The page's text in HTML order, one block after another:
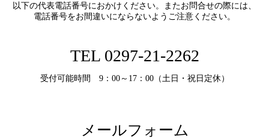
以下の代表電話番号におかけください。またお問合せの際には、
電話番号をお間違いにならないようご注意ください。
TEL 0297-21-2262
受付可能時間 9：00～17：00（土日・祝日定休）
メールフォーム